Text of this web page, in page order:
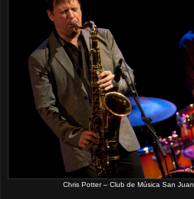
Chris Potter – Club de Música San